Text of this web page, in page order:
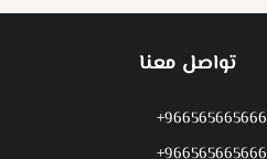
تواصل معنا
+966565665666